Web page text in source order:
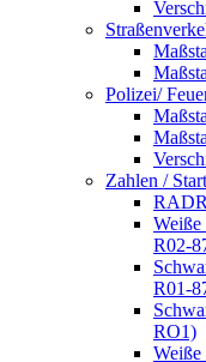
Polizei/
Zahlen /
R02-
R01-
RO1)